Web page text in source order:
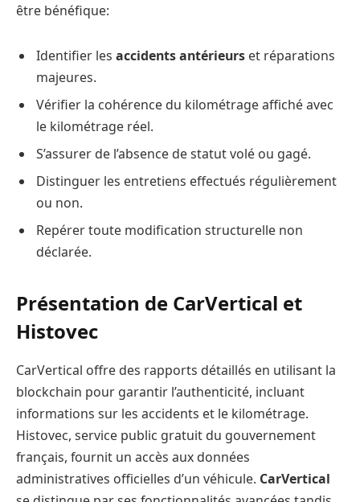
être bénéfique:
Identifier les accidents antérieurs et réparations
majeures.
Vérifier la cohérence du kilométrage affiché avec
le kilométrage réel.
S’assurer de l’absence de statut volé ou gagé.
Distinguer les entretiens effectués régulièrement
ou non.
Repérer toute modification structurelle non
déclarée.
Présentation de CarVertical et
Histovec
CarVertical offre des rapports détaillés en utilisant la
blockchain pour garantir l’authenticité, incluant
informations sur les accidents et le kilométrage.
Histovec, service public gratuit du gouvernement
français, fournit un accès aux données
administratives officielles d’un véhicule. CarVertical